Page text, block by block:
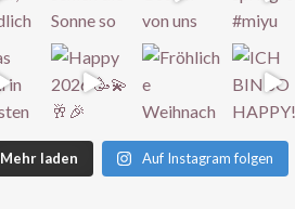
Mehr laden Auf Instagram folgen